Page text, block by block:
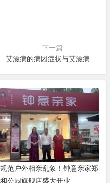
下一篇
规范户外相亲乱象！钟意亲家郑
和公园旗舰店盛大开业